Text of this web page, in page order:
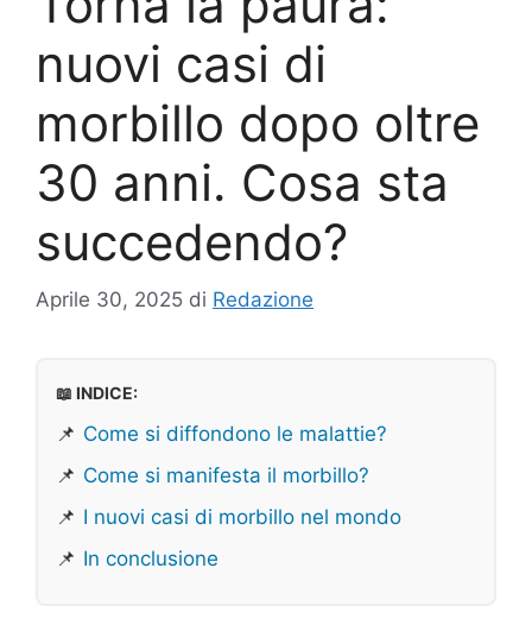
nuovi casi di
morbillo dopo oltre
30 anni. Cosa sta
succedendo?
Aprile 30, 2025 di Redazione
📖 INDICE:
📌 Come si diffondono le malattie?
📌 Come si manifesta il morbillo?
📌 I nuovi casi di morbillo nel mondo
📌 In conclusione